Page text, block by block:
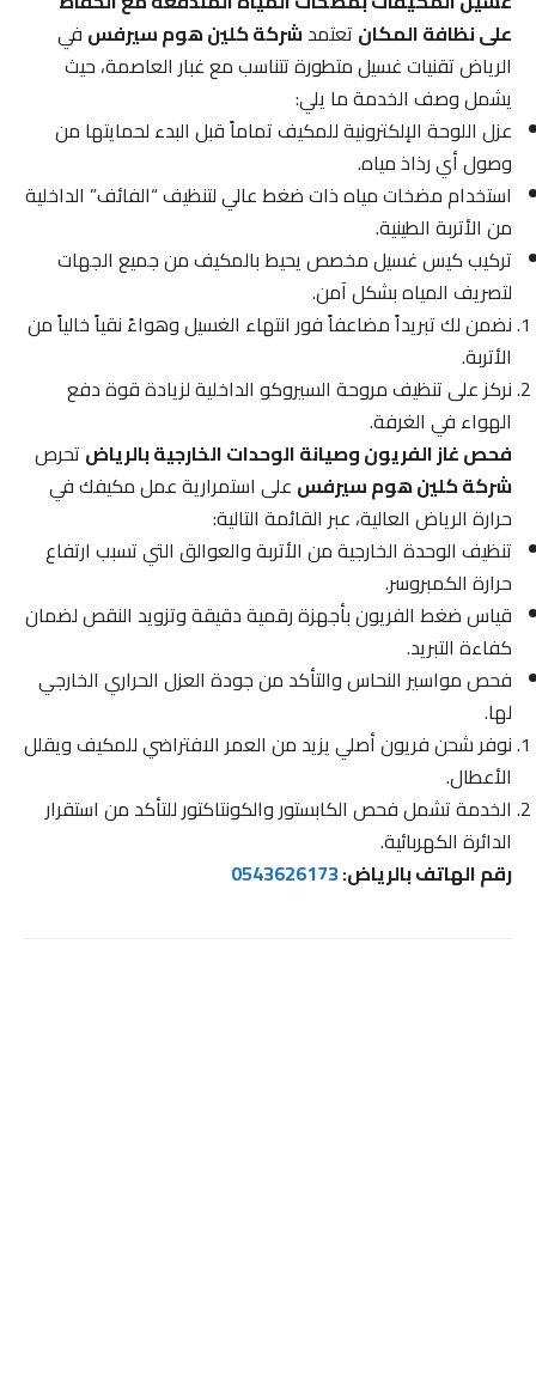
على نظافة المكانتعتمدشركة كلين هوم سيرفسفي
الرياض تقنيات غسيل متطورة تتناسب مع غبار العاصمة، حيث
يشمل وصف الخدمة ما يلي:
عزل اللوحة الإلكترونية للمكيف تماماً قبل البدء لحمايتها من
وصول أي رذاذ مياه.
استخدام مضخات مياه ذات ضغط عالي لتنظيف “الفائف” الداخلية
من الأتربة الطينية.
تركيب كيس غسيل مخصص يحيط بالمكيف من جميع الجهات
لتصريف المياه بشكل آمن.
نضمن لك تبريداً مضاعفاً فور انتهاء الغسيل وهواءً نقياً خالياً من
الأتربة.
نركز على تنظيف مروحة السيروكو الداخلية لزيادة قوة دفع
الهواء في الغرفة.
فحص غاز الفريون وصيانة الوحدات الخارجية بالرياضتحرص
شركة كلين هوم سيرفسعلى استمرارية عمل مكيفك في
حرارة الرياض العالية، عبر القائمة التالية:
تنظيف الوحدة الخارجية من الأتربة والعوالق التي تسبب ارتفاع
حرارة الكمبروسر.
قياس ضغط الفريون بأجهزة رقمية دقيقة وتزويد النقص لضمان
كفاءة التبريد.
فحص مواسير النحاس والتأكد من جودة العزل الحراري الخارجي
لها.
نوفر شحن فريون أصلي يزيد من العمر الافتراضي للمكيف ويقلل
الأعطال.
الخدمة تشمل فحص الكابستور والكونتاكتور للتأكد من استقرار
الدائرة الكهربائية.
رقم الهاتف بالرياض:0543626173